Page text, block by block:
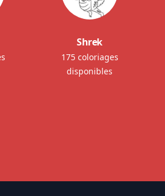
Shrek
175 coloriages
disponibles